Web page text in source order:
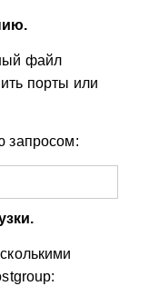
файл
порты или
запросом: